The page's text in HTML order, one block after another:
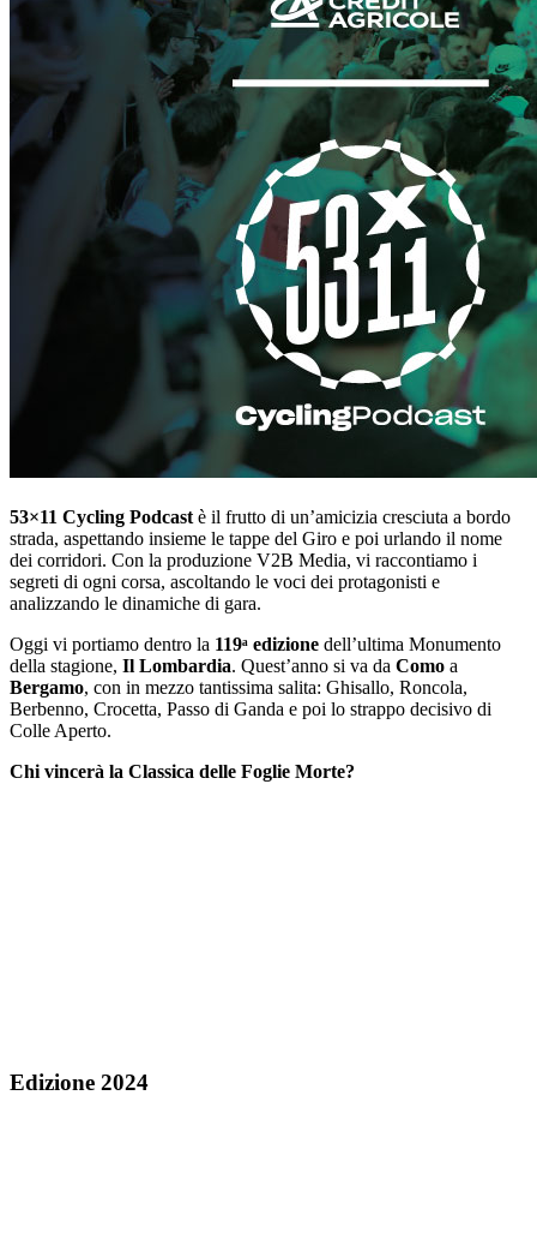
53×11 Cycling Podcast è il frutto di un’amicizia cresciuta a bordo
strada, aspettando insieme le tappe del Giro e poi urlando il nome
dei corridori. Con la produzione V2B Media, vi raccontiamo i
segreti di ogni corsa, ascoltando le voci dei protagonisti e
analizzando le dinamiche di gara.
Oggi vi portiamo dentro la 119ᵃ edizione dell’ultima Monumento
della stagione, Il Lombardia. Quest’anno si va da Como a
Bergamo, con in mezzo tantissima salita: Ghisallo, Roncola,
Berbenno, Crocetta, Passo di Ganda e poi lo strappo decisivo di
Colle Aperto.
Chi vincerà la Classica delle Foglie Morte?
Edizione 2024